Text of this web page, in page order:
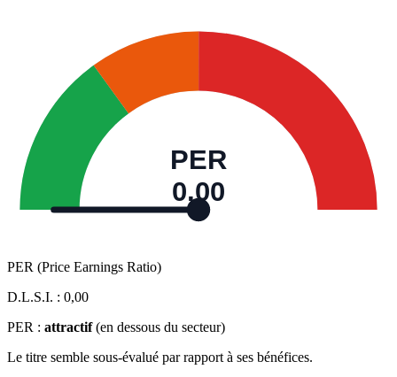
PER
0,00
PER (Price Earnings Ratio)
D.L.S.I. : 0,00
PER : attractif (en dessous du secteur)
Le titre semble sous-évalué par rapport à ses bénéfices.